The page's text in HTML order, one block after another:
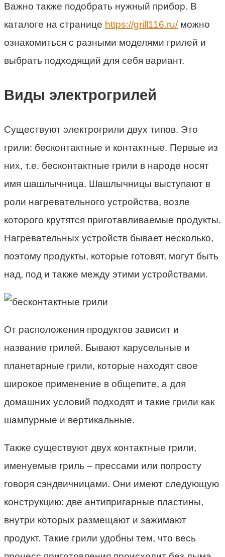
Важно также подобрать нужный прибор. В
каталоге на странице https://grill116.ru/можно
ознакомиться с разными моделями грилей и
выбрать подходящий для себя вариант.
Виды электрогрилей
Существуют электрогрили двух типов. Это
грили: бесконтактные и контактные. Первые из
них, т.е. бесконтактные грили в народе носят
имя шашлычница. Шашлычницы выступают в
роли нагревательного устройства, возле
которого крутятся приготавливаемые продукты.
Нагревательных устройств бывает несколько,
поэтому продукты, которые готовят, могут быть
над, под и также между этими устройствами.
От расположения продуктов зависит и
название грилей. Бывают карусельные и
планетарные грили, которые находят свое
широкое применение в общепите, а для
домашних условий подходят и такие грили как
шампурные и вертикальные.
Также существуют двух контактные грили,
именуемые гриль – прессами или попросту
говоря сэндвичницами. Они имеют следующую
конструкцию: две антипригарные пластины,
внутри которых размещают и зажимают
продукт. Такие грили удобны тем, что весь